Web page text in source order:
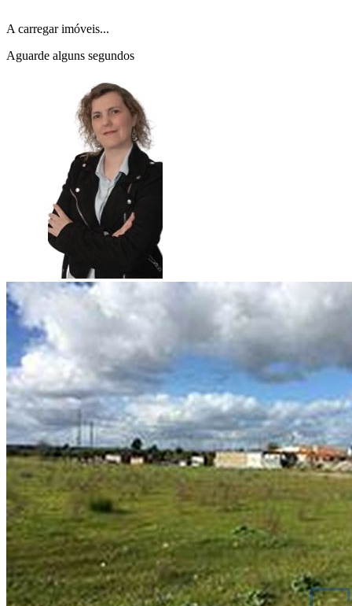
A carregar imóveis...
Aguarde alguns segundos